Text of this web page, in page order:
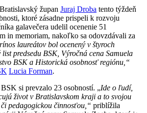
župan Juraj Droba tento týždeň
ktoré zásadne prispeli k rozvoju
galavečera udelil ocenenie 51
in memoriam, nakoľko sa odovzdávali za
laureátov bol ocenený v štyroch
predsedu BSK, Výročná cena Samuela
BSK a Historická osobnosť regiónu,“
Lucia Forman.
si prevzalo 23 osobností. „Ide o ľudí,
život v Bratislavskom kraji a to svojou
pedagogickou činnosťou,“ priblížila